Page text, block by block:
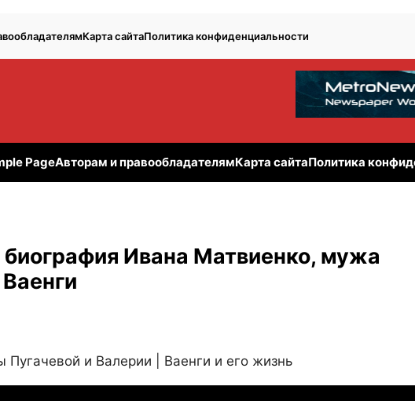
Карта сайтаПолитика конфиденциальности
PageАвторам и правообладателямКарта сайтаПолитика
Ивана Матвиенко, мужа